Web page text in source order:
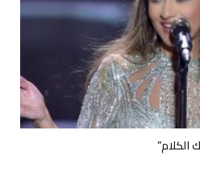
الكلام”